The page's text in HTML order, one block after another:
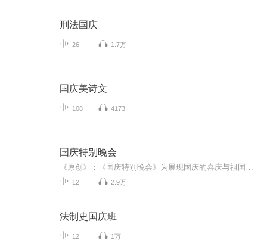
刑法国庆
26 1.7万
国庆美诗文
108 4173
国庆特别晚会
12 2.9万
法制史国庆班
12 1万